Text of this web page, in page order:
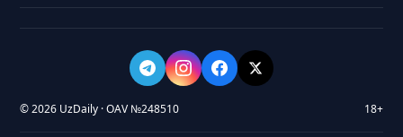
© 2026 UzDaily · OAV №248510 18+